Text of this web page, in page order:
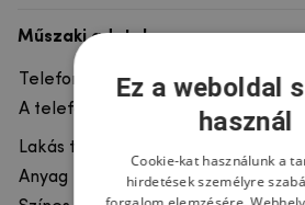
Műszaki adatok
Telefon márka
A telefonmodellhez
Lakás típusa
Anyag
Ez a weboldal
használ
Cookie-kat használunk a
hirdetések személyre